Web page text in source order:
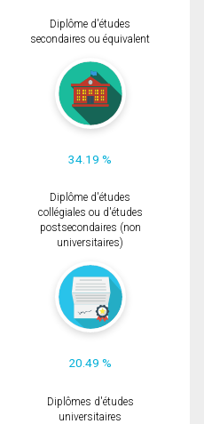
Diplôme d'études
secondaires ou équivalent
34.19 %
Diplôme d'études
collégiales ou d'études
postsecondaires (non
universitaires)
20.49 %
Diplômes d'études
universitaires